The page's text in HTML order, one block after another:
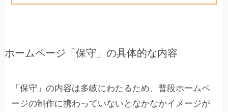
ホームページ「保守」の具体的な内容
「保守」の内容は多岐にわたるため、普段ホームペ
ージの制作に携わっていないとなかなかイメージが